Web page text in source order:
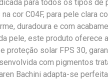
para todos os tipos de
cor C04F, para pele clara
duradoura e com
pele, este produto oferece
proteção solar FPS 30,
com pigmentos
Bachini adapta-se